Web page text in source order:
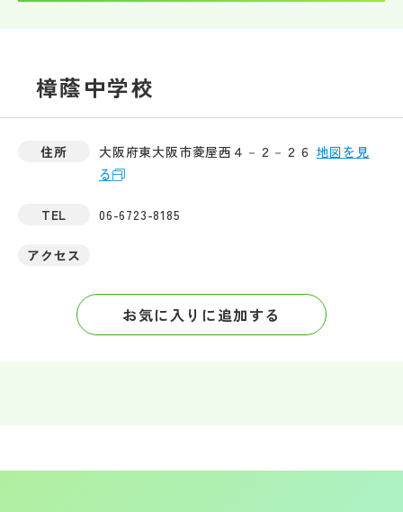
よみもの
学校からのお知らせ
特集
NettyLandかわら版
個人情報保護方針
樟蔭中学校
住所 大阪府東大阪市菱屋西４－２－２６ 地図を見
る
TEL 06-6723-8185
アクセス
お気に入りに追加する